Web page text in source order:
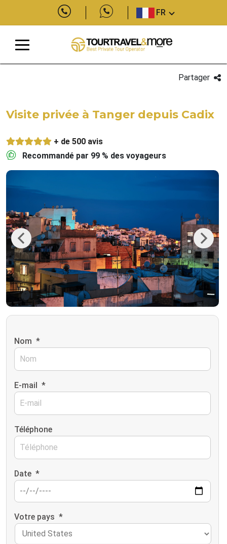
FR
Partager
Visite privée à Tanger depuis Cadix
+ de 500 avis
Recommandé par 99 % des voyageurs
Previous Next
Nom *
E-mail *
Téléphone
Date *
Votre pays *